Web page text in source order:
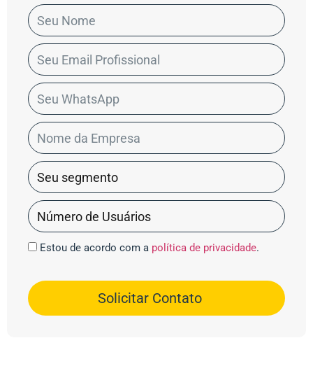
Estou de acordo com a política de privacidade.
Solicitar Contato